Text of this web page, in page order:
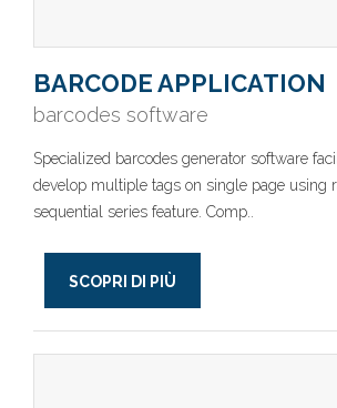
BARCODE APPLICATION
barcodes software
Specialized barcodes generator software
develop multiple tags on single page using
sequential series feature. Comp..
SCOPRI DI PIÙ